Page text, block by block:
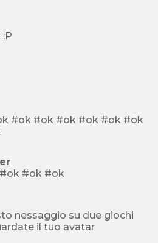
#ok
finito 2 volte #ok #ok #ok
nessaggio su due giochi
il tuo avatar